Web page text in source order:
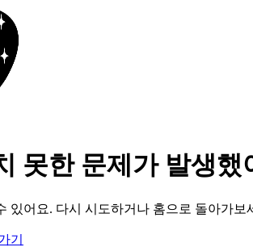
못한 문제가 발생했
있어요. 다시 시도하거나 홈으로 돌아가보
기